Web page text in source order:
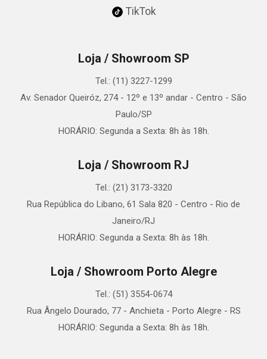
TikTok
Loja / Showroom SP
Tel.: (11) 3227-1299
Av. Senador Queiróz, 274 - 12º e 13º andar - Centro - São
Paulo/SP
HORÁRIO: Segunda a Sexta: 8h às 18h.
Loja / Showroom RJ
Tel.: (21) 3173-3320
Rua República do Libano, 61 Sala 820 - Centro - Rio de
Janeiro/RJ
HORÁRIO: Segunda a Sexta: 8h às 18h.
Loja / Showroom Porto Alegre
Tel.: (51) 3554-0674
Rua Ângelo Dourado, 77 - Anchieta - Porto Alegre - RS
HORÁRIO: Segunda a Sexta: 8h às 18h.